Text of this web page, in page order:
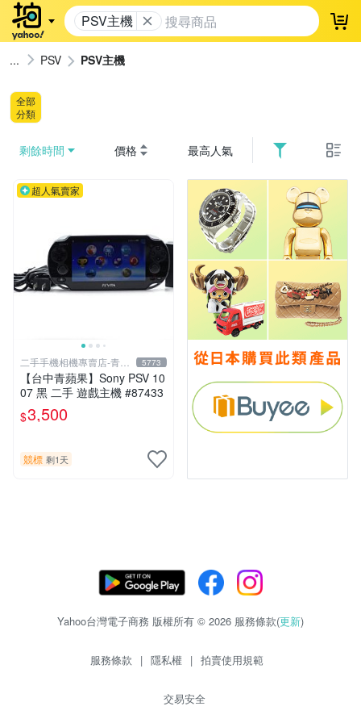
PSV主機 登
PSV PSV主機
全部
分類
剩餘時間 價格 最高人氣
超人氣賣家
二手手機相機專賣店-青蘋
果3c
5773
【台中青蘋果】Sony PSV 10
07 黑 二手 遊戲主機 #87433
$3,500
競標 剩1天
Yahoo台灣電子商務 版權所有 © 2026 服務條款(更新)
服務條款 | 隱私權 | 拍賣使用規範
交易安全